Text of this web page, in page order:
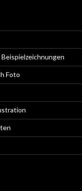
Foto